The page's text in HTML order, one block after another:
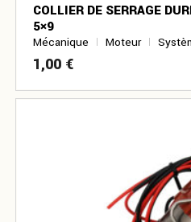
COLLIER DE SERRAGE
5×9
Mécanique Moteur
1,00 €